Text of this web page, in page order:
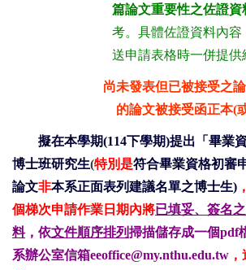
篇論文重要性之佐證資
考。具體佐證資料內容
送申請表格時一併提供
尚未發表但已被接受之
的論文被接受函正本(
擬在本學期(114下學期)提出「畢業
博士班研究生(特別是符合畢業資格初審
論文非本系正面表列建議名單之博士生)
個梯次申請作業日期內將已填妥、簽名
料，依文件順序排列掃描儲存成一個pdf
系辦公室信箱eeoffice@my.nthu.edu.tw